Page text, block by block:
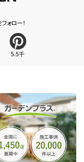
ォロー！
5.5千